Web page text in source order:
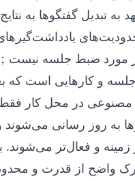
مورد ضبط جلسه نیست；
و کارهایی است که
در محل کار
به روز رسانی می‌شوند
زمینه و فعال‌تر می‌شوند.
واضح از قدرت و